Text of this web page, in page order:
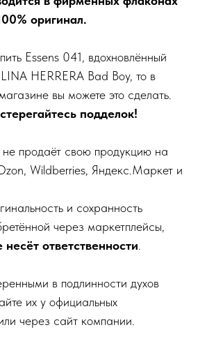
оригинал.
Essens 041, вдохновлённый
HERRERA Bad Boy, то в
вы можете это сделать.
подделок!
не продаёт свою продукцию на
Wildberries, Яндекс.Маркет и
и сохранность
через маркетплейсы,
несёт ответственности
в подлинности духов
их у официальных
через сайт компании.